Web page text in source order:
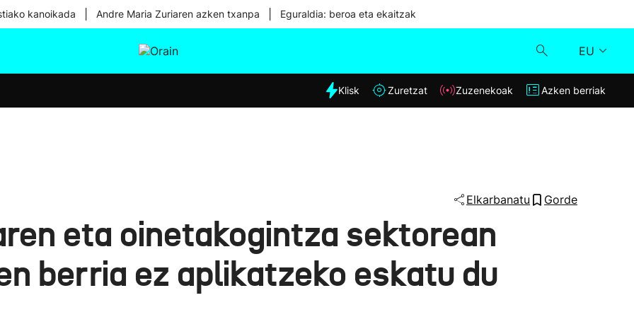
kanoikada Andre Maria Zuriaren azken txanpa Eguraldia: beroa eta ekaitzak
EU
Eguraldia
Klisk
Klisk Zuretzat Zuzenekoak Azken berriak
Elkarbanatu Gorde
eta oinetakogintza sektorean
berria ez aplikatzeko eskatu du